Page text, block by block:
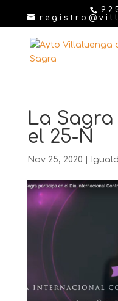
La
el 25-N
Nov 25, 2020